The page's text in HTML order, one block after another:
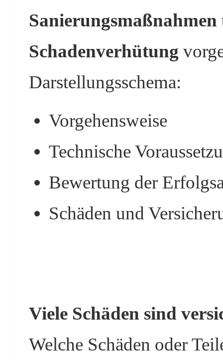
Schadenverhütung
Darstellungsschema:
Vorgehensweise
Technische
Bewertung der
Schäden und
Viele Schäden sind
Welche Schäden oder